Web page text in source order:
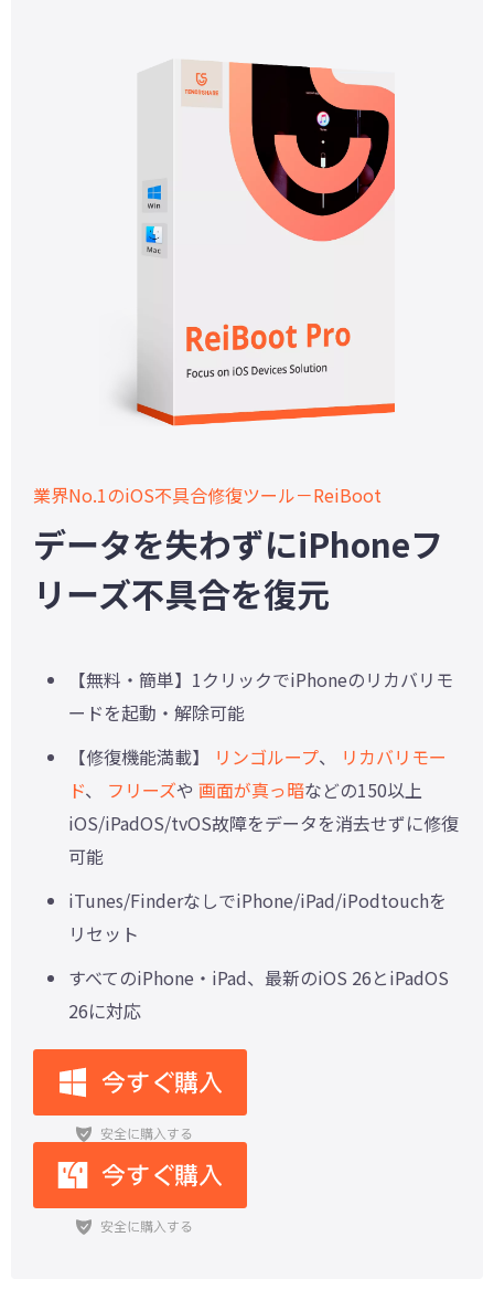
業界No.1のiOS不具合修復ツール－ReiBoot
データを失わずにiPhoneフ
リーズ不具合を復元
【無料・簡単】1クリックでiPhoneのリカバリモ
ードを起動・解除可能
【修復機能満載】
リンゴループ、
リカバリモー
ド、 フリーズや 画面が真っ暗などの150以上
iOS/iPadOS/tvOS故障をデータを消去せずに修復
可能
iTunes/FinderなしでiPhone/iPad/iPodtouchを
リセット
すべてのiPhone・iPad、最新のiOS 26とiPadOS
26に対応